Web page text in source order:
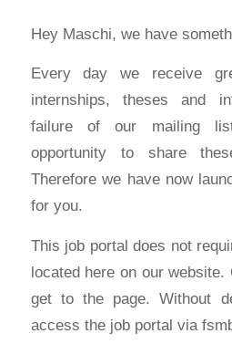
Hey Maschi, we have
Every day we receive
internships, theses and
failure of our mailing
opportunity to share
Therefore we have now
for you.
This job portal does not
located here on our
get to the page. Without
access the job portal via